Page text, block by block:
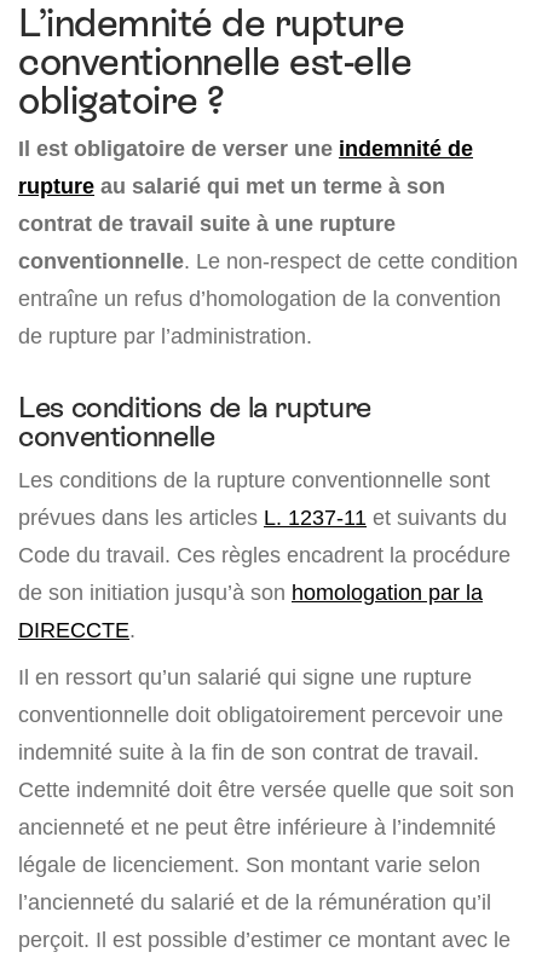
L’indemnité de rupture
conventionnelle est-elle
obligatoire ?
Il est obligatoire de verser une indemnité de
rupture au salarié qui met un terme à son
contrat de travail suite à une rupture
conventionnelle. Le non-respect de cette condition
entraîne un refus d’homologation de la convention
de rupture par l’administration.
Les conditions de la rupture
conventionnelle
Les conditions de la rupture conventionnelle sont
prévues dans les articles L. 1237-11 et suivants du
Code du travail. Ces règles encadrent la procédure
de son initiation jusqu’à son homologation par la
DIRECCTE.
Il en ressort qu’un salarié qui signe une rupture
conventionnelle doit obligatoirement percevoir une
indemnité suite à la fin de son contrat de travail.
Cette indemnité doit être versée quelle que soit son
ancienneté et ne peut être inférieure à l’indemnité
légale de licenciement. Son montant varie selon
l’ancienneté du salarié et de la rémunération qu’il
perçoit. Il est possible d’estimer ce montant avec le